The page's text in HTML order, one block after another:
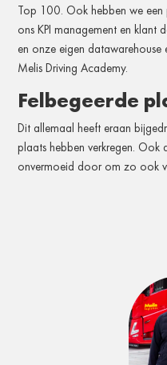
Top 100. Ook hebben we
ons KPI management en klant
en onze eigen datawarehouse
Melis Driving Academy.
Felbegeerde
Dit allemaal heeft eraan
plaats hebben verkregen.
onvermoeid door om zo ook